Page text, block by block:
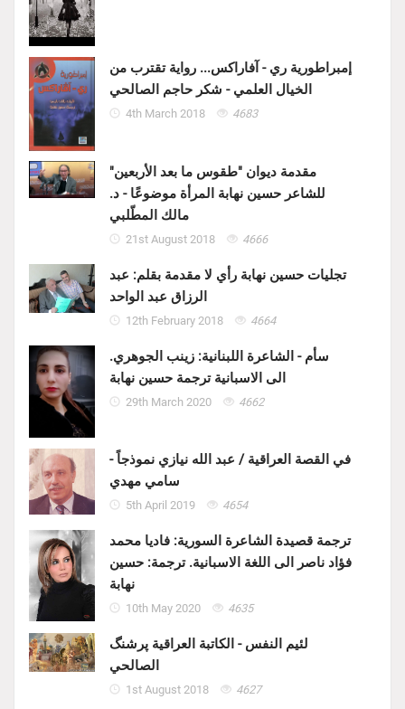
إمبراطورية ري - آفاراكس... رواية تقترب من
الخيال العلمي - شكر حاجم الصالحي
4th March 2018 4683
مقدمة ديوان "طقوس ما بعد الأربعين"
للشاعر حسين نهابة المرأة موضوعًا - د.
مالك المطّلبي
21st August 2018 4666
تجليات حسين نهابة رأي لا مقدمة بقلم: عبد
الرزاق عبد الواحد
12th February 2018 4664
سأم - الشاعرة اللبنانية: زينب الجوهري.
الى الاسبانية ترجمة حسين نهابة
29th March 2020 4662
في القصة العراقية / عبد الله نيازي نموذجاً -
سامي مهدي
5th April 2019 4654
ترجمة قصيدة الشاعرة السورية: فاديا محمد
فؤاد ناصر الى اللغة الاسبانية. ترجمة: حسين
نهابة
10th May 2020 4635
لئيم النفس - الكاتبة العراقية پرشنگ
الصالحي
1st August 2018 4627